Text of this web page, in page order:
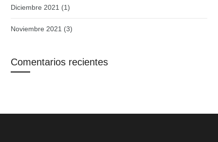
Diciembre 2021 (1)
Noviembre 2021 (3)
Comentarios recientes